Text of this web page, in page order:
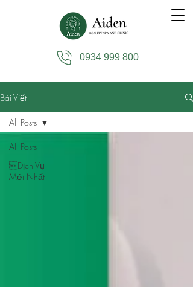
0934 999 800
Bài Viết
All Posts
Dịch Vụ
Mới Nhất
All Posts